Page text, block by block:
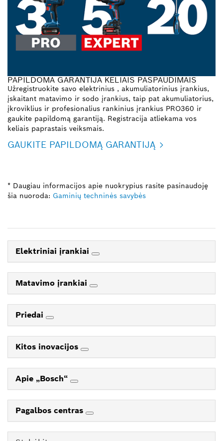
PAPILDOMA GARANTIJA KELIAIS PASPAUDIMAIS
Užregistruokite savo elektrinius , akumuliatorinius įrankius,
įskaitant matavimo ir sodo įrankius, taip pat akumuliatorius,
įkroviklius ir profesionalius rankinius įrankius PRO360 ir
gaukite papildomą garantiją. Registracija atliekama vos
keliais paprastais veiksmais.
GAUKITE PAPILDOMĄ GARANTIJĄ
* Daugiau informacijos apie nuokrypius rasite pasinaudoję
šia nuoroda: Gaminių techninės savybės
Elektriniai įrankiai
Matavimo įrankiai
Priedai
Kitos inovacijos
Apie „Bosch“
Pagalbos centras